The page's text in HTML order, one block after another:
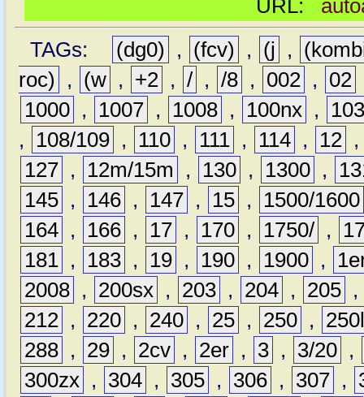
URL:
TAGs:
(dg0) , (fcv) , (j ,
roc)
, (w , +2 , / , /8 , 002 , 02
1000 , 1007 , 1008 , 100nx ,
,
108/109 , 110 , 111 , 114 , 12
127 , 12m/15m , 130 , 1300 ,
145 , 146 , 147 , 15 ,
1500/1600
164 , 166 , 17 , 170 , 1750/ ,
181 , 183 , 19 , 190 , 1900 ,
2008 , 200sx , 203 , 204 , 205 ,
212 , 220 , 240 , 25 , 250 ,
288 , 29 , 2cv , 2er , 3 , 3/20 ,
300zx , 304 , 305 , 306 , 307 ,